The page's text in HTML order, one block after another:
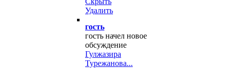
Удалить
гость
гость начел новое
обсуждение
Гулжазира
Турежанова...